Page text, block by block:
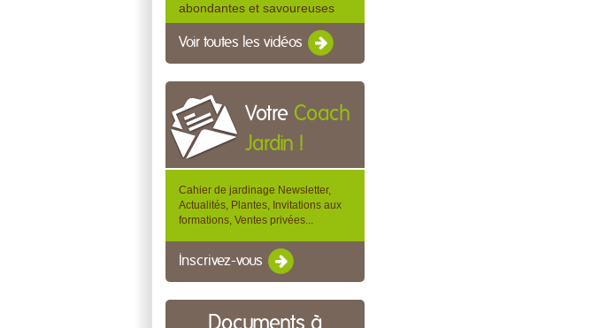
abondantes et savoureuses
Voir toutes les vidéos
Votre Coach
Jardin !
Cahier de jardinage Newsletter,
Actualités, Plantes, Invitations aux
formations, Ventes privées...
Inscrivez-vous
Documents à